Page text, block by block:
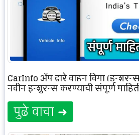
CarInfo ॲप द्वारे वाहन विमा
नवीन इन्शुरन्स करण्याची संपूर्ण
पुढे वाचा ➜